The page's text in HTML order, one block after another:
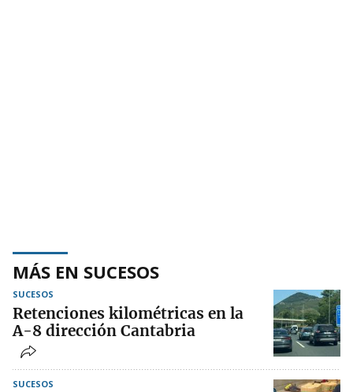
MÁS EN SUCESOS
SUCESOS
Retenciones kilométricas en la
A-8 dirección Cantabria
SUCESOS